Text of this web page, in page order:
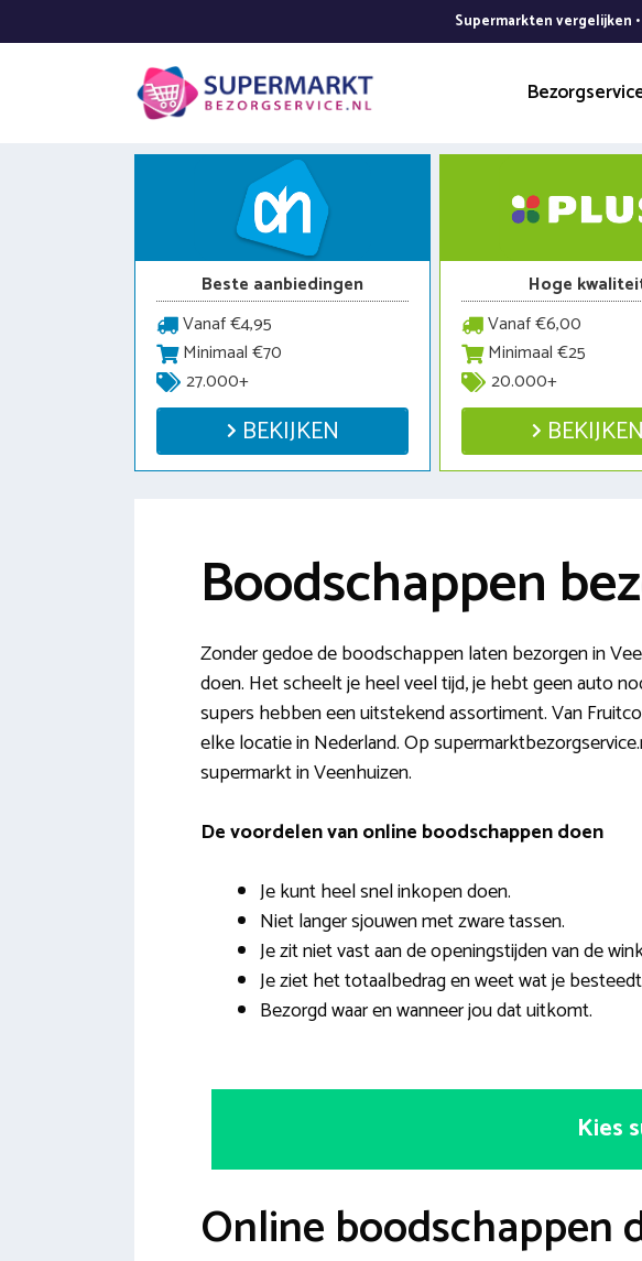
naar
Supermarkten vergelijken
Beste aanbiedingen
Vanaf €4,95
Minimaal €70
27.000+
BEKIJKEN
Hoge
Vanaf €6,00
Minimaal €25
20.000+
BEKIJKEN
Boodschappen
Zonder gedoe de boodschappen laten bezorgen in
doen. Het scheelt je heel veel tijd, je hebt geen auto
supers hebben een uitstekend assortiment. Van
elke locatie in Nederland. Op
supermarkt in Veenhuizen.
De voordelen van online boodschappen doen
Je kunt heel snel inkopen doen.
Niet langer sjouwen met zware tassen.
Je zit niet vast aan de openingstijden van de
Je ziet het totaalbedrag en weet wat je
Bezorgd waar en wanneer jou dat uitkomt.
Kies
Online boodschappen